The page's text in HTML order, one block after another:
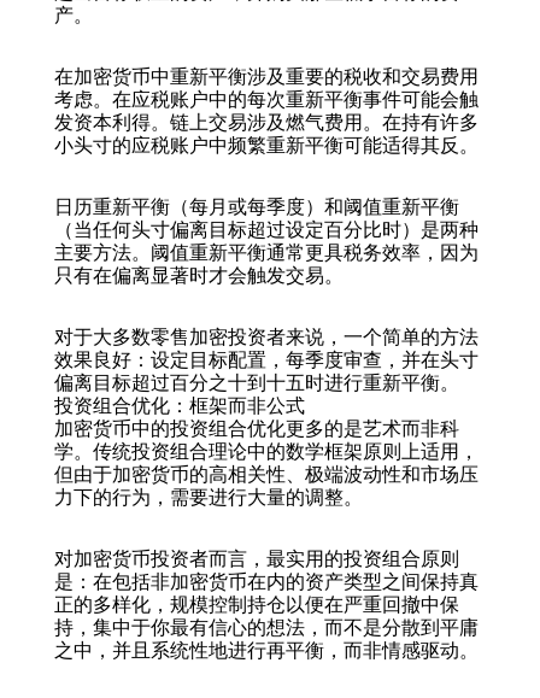
产。
在加密货币中重新平衡涉及重要的税收和交易费用
考虑。在应税账户中的每次重新平衡事件可能会触
发资本利得。链上交易涉及燃气费用。在持有许多
小头寸的应税账户中频繁重新平衡可能适得其反。
日历重新平衡（每月或每季度）和阈值重新平衡
（当任何头寸偏离目标超过设定百分比时）是两种
主要方法。阈值重新平衡通常更具税务效率，因为
只有在偏离显著时才会触发交易。
对于大多数零售加密投资者来说，一个简单的方法
效果良好：设定目标配置，每季度审查，并在头寸
偏离目标超过百分之十到十五时进行重新平衡。
投资组合优化：框架而非公式
加密货币中的投资组合优化更多的是艺术而非科
学。传统投资组合理论中的数学框架原则上适用，
但由于加密货币的高相关性、极端波动性和市场压
力下的行为，需要进行大量的调整。
对加密货币投资者而言，最实用的投资组合原则
是：在包括非加密货币在内的资产类型之间保持真
正的多样化，规模控制持仓以便在严重回撤中保
持，集中于你最有信心的想法，而不是分散到平庸
之中，并且系统性地进行再平衡，而非情感驱动。